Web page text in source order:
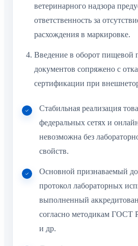
ответственность за
расхождения в маркировке.
документов сопряжено с
сертификации при
федеральных сетях и
невозможна без
свойств.
протокол лабораторных
выполненный
согласно методикам ГОСТ
и др.